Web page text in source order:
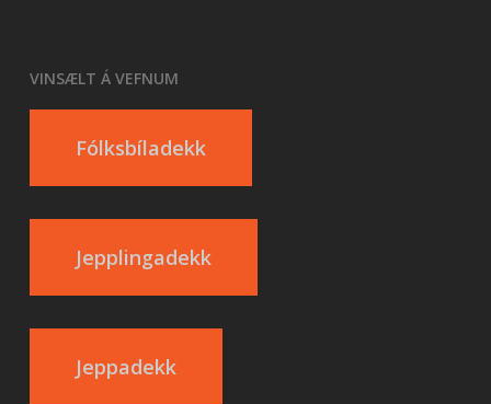
VINSÆLT Á VEFNUM
Fólksbíladekk
Jepplingadekk
Jeppadekk